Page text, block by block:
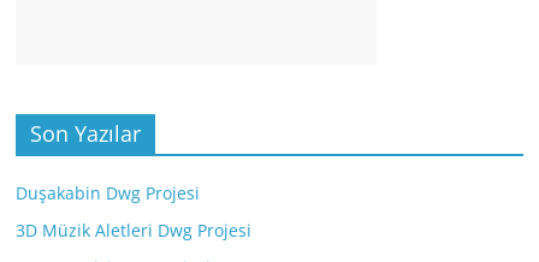
Son Yazılar
Duşakabin Dwg Projesi
3D Müzik Aletleri Dwg Projesi